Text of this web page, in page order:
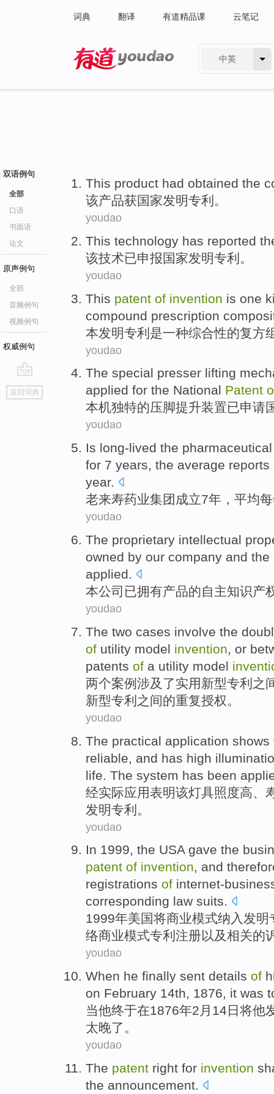
词典 翻译 有道精品课 云笔记
中英
双语例句
全部
口语
书面语
论文
原声例句
全部
音频例句
视频例句
权威例句
go
top
返回词典
This product had obtained the
该产品获国家发明专利 。
youdao
This technology has reported
该技术已申报 国家发明专利 。
youdao
This patent of invention is one
compound prescription
本发明专利 是一种综合性的复方
youdao
The special presser lifting
applied for the National Patent
本机独特的压脚提升装置已申请
youdao
Is long-lived the pharmaceutical
for 7 years, the average reports
year.
老来寿药业集团 成立7年 ， 平均
youdao
The proprietary intellectual
owned by our company and the
applied.
本公司 已拥有产品的自主知识产
youdao
The two cases involve the
of utility model invention, or
patents of a utility model
两个案例 涉及 了实用新型专利 之
新型专利之间的重复授权。
youdao
The practical application shows
reliable
and has high
life . The system has been
经实际应用表明该灯具照度高
发明专利 。
youdao
In 1999, the USA gave the
patent of invention, and
registrations of internet-
corresponding law suits.
1999年美国将商业模式纳入 发明
络商业模式专利 注册以及相关的
youdao
When he finally sent details of
on February 14th, 1876, it was
当他终于在1876年2月14日将他
太晚了。
youdao
The patent right for invention
the announcement.